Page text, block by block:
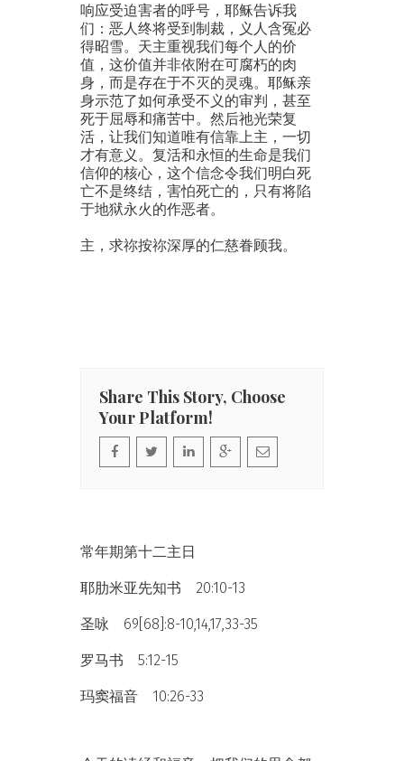
响应受迫害者的呼号，耶稣告诉我
们：恶人终将受到制裁，义人含冤必
得昭雪。天主重视我们每个人的价
值，这价值并非依附在可腐朽的肉
身，而是存在于不灭的灵魂。耶稣亲
身示范了如何承受不义的审判，甚至
死于屈辱和痛苦中。然后祂光荣复
活，让我们知道唯有信靠上主，一切
才有意义。复活和永恒的生命是我们
信仰的核心，这个信念令我们明白死
亡不是终结，害怕死亡的，只有将陷
于地狱永火的作恶者。
主，求祢按祢深厚的仁慈眷顾我。
Share This Story, Choose
Your Platform!
常年期第十二主日
耶肋米亚先知书 20:10-13
圣咏 69[68]:8-10,14,17,33-35
罗马书 5:12-15
玛窦福音 10:26-33